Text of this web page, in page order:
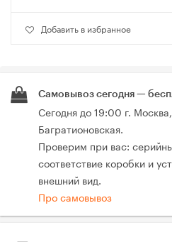
Добавить в избранное
Самовывоз сегодня —
Сегодня до 19:00 г.
Багратионовская.
Проверим при вас:
соответствие коробки и
внешний вид.
Про самовывоз